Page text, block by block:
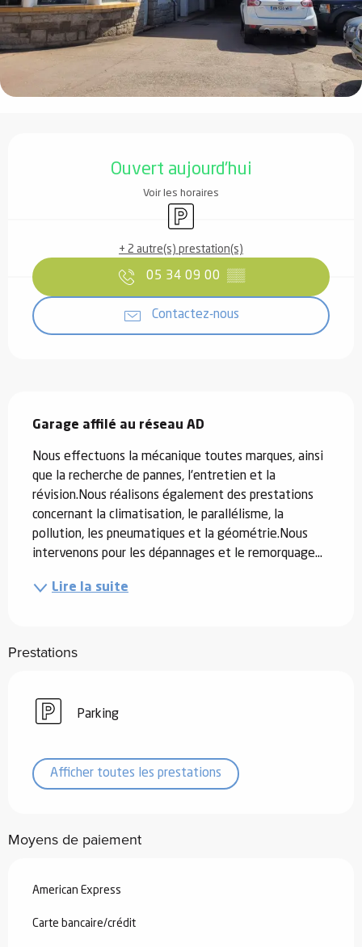
Ouvert aujourd'hui
Voir les horaires
Parking
+ 2 autre(s) prestation(s)
05 34 09 00 ▒▒
Contactez-nous
Garage affilé au réseau AD
Nous effectuons la mécanique toutes marques, ainsi
que la recherche de pannes, l'entretien et la
révision.Nous réalisons également des prestations
concernant la climatisation, le parallélisme, la
pollution, les pneumatiques et la géométrie.Nous
intervenons pour les dépannages et le remorquage...
Lire la suite
Prestations
Parking
Afficher toutes les prestations
Moyens de paiement
American Express
Carte bancaire/crédit